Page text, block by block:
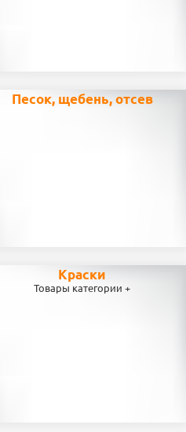
Песок, щебень, отсев
Краски
Товары категории +